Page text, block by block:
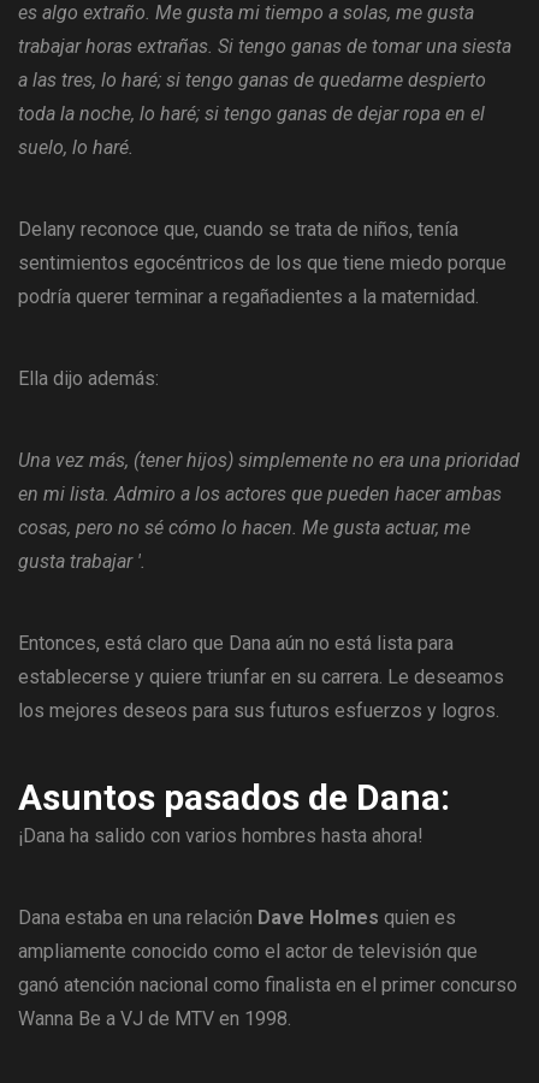
es algo extraño. Me gusta mi tiempo a solas, me gusta
trabajar horas extrañas. Si tengo ganas de tomar una siesta
a las tres, lo haré; si tengo ganas de quedarme despierto
toda la noche, lo haré; si tengo ganas de dejar ropa en el
suelo, lo haré.
Delany reconoce que, cuando se trata de niños, tenía
sentimientos egocéntricos de los que tiene miedo porque
podría querer terminar a regañadientes a la maternidad.
Ella dijo además:
Una vez más, (tener hijos) simplemente no era una prioridad
en mi lista. Admiro a los actores que pueden hacer ambas
cosas, pero no sé cómo lo hacen. Me gusta actuar, me
gusta trabajar '.
Entonces, está claro que Dana aún no está lista para
establecerse y quiere triunfar en su carrera. Le deseamos
los mejores deseos para sus futuros esfuerzos y logros.
Asuntos pasados ​​de Dana:
¡Dana ha salido con varios hombres hasta ahora!
Dana estaba en una relación Dave Holmes quien es
ampliamente conocido como el actor de televisión que
ganó atención nacional como finalista en el primer concurso
Wanna Be a VJ de MTV en 1998.